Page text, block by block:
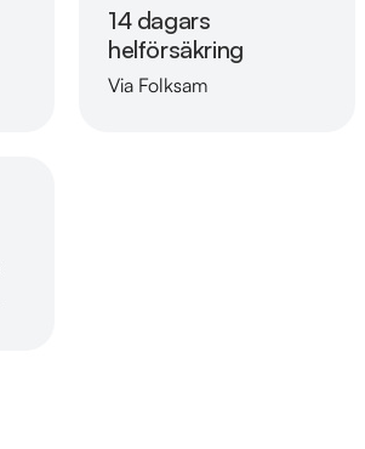
14 dagars
helförsäkring
Via Folksam